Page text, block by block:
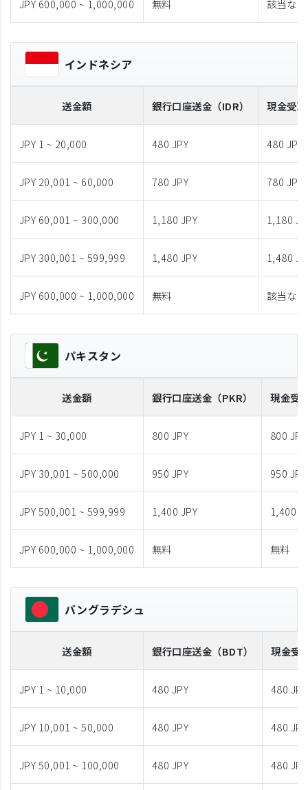
JPY 600,000 ~ 1,000,000 無料 該当なし
インドネシア
送金額 銀行口座送金 （IDR） 現金受取
JPY 1 ~ 20,000 480 JPY 480 JPY
JPY 20,001 ~ 60,000 780 JPY 780 JPY
JPY 60,001 ~ 300,000 1,180 JPY 1,180
JPY 300,001 ~ 599,999 1,480 JPY 1,480
JPY 600,000 ~ 1,000,000 無料 該当なし
パキスタン
送金額 銀行口座送金 （PKR） 現金受
JPY 1 ~ 30,000 800 JPY 800 JPY
JPY 30,001 ~ 500,000 950 JPY 950 JPY
JPY 500,001 ~ 599,999 1,400 JPY 1,400
JPY 600,000 ~ 1,000,000 無料 無料
バングラデシュ
送金額 銀行口座送金 （BDT） 現金受
JPY 1 ~ 10,000 480 JPY 480 JPY
JPY 10,001 ~ 50,000 480 JPY 480 JPY
JPY 50,001 ~ 100,000 480 JPY 480 JPY